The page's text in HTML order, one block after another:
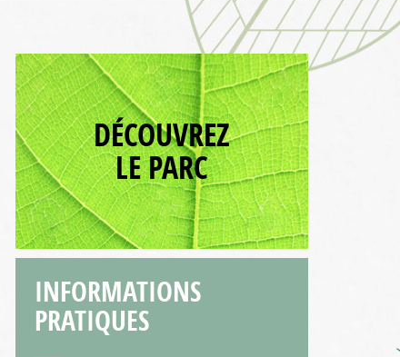
DÉCOUVREZ
LE PARC
INFORMATIONS
PRATIQUES